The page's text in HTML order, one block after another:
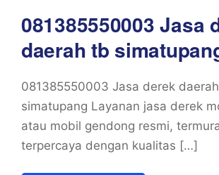
081385550003 Jasa
daerah tb
081385550003 Jasa derek
simatupang Layanan jasa derek
atau mobil gendong resmi,
terpercaya dengan kualitas […]